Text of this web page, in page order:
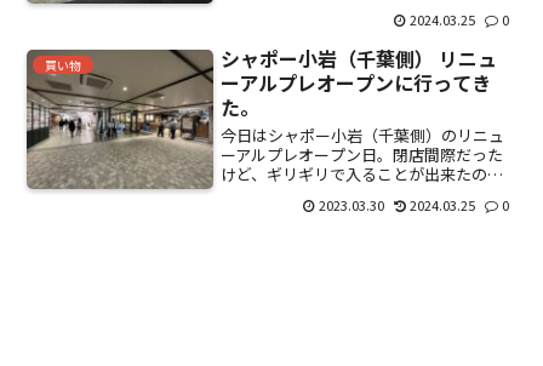
ロアガイド。時間が無いので、さっと入
る。入ってすぐ右手にレトロな喫茶店、
洋食喫茶小山。このお店は初めて見た。
中に入ってみると、かなり...
2024.03.25 0
買い物
シャポー小岩（千葉側） リニュ
ーアルプレオープンに行ってき
た。
今日はシャポー小岩（千葉側）のリニュ
ーアルプレオープン日。閉店間際だった
けど、ギリギリで入ることが出来たの
ンは4/1（土）。3/30（木）と3/31（金）
2023.03.30 2024.03.25 0